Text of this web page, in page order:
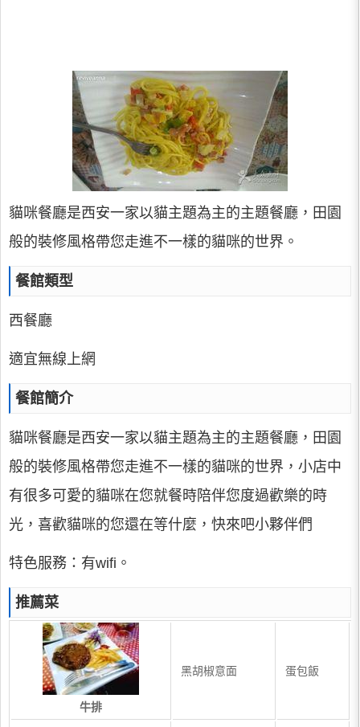
貓咪餐廳是西安一家以貓主題為主的主題餐廳，田園
般的裝修風格帶您走進不一樣的貓咪的世界。
餐館類型
西餐廳
適宜無線上網
餐館簡介
貓咪餐廳是西安一家以貓主題為主的主題餐廳，田園
般的裝修風格帶您走進不一樣的貓咪的世界，小店中
有很多可愛的貓咪在您就餐時陪伴您度過歡樂的時
光，喜歡貓咪的您還在等什麼，快來吧小夥伴們
特色服務：有wifi。
推薦菜
牛排
黑胡椒意面 蛋包飯